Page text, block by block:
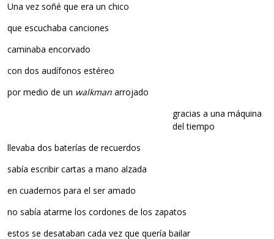
Una vez soñé que era un chico
que escuchaba canciones
caminaba encorvado
con dos audífonos estéreo
por medio de un walkman arrojado
gracias a una máquina
del tiempo
llevaba dos baterías de recuerdos
sabía escribir cartas a mano alzada
en cuadernos para el ser amado
no sabía atarme los cordones de los zapatos
estos se desataban cada vez que quería bailar